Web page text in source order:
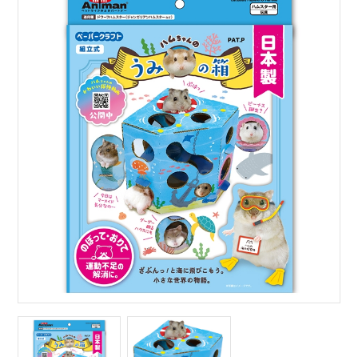
サイトマップ English